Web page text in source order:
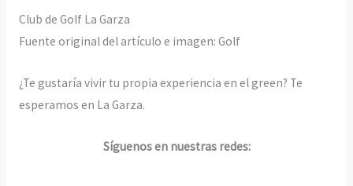
Club de Golf La Garza
Fuente original del artículo e imagen: Golf
¿Te gustaría vivir tu propia experiencia en el green? Te
esperamos en La Garza.
Síguenos en nuestras redes: